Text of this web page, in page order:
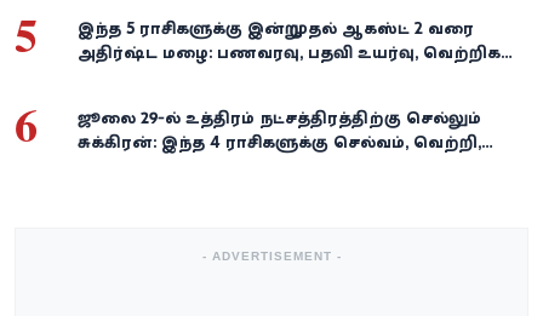
5
இந்த 5 ராசிகளுக்கு இன்று முதல் ஆகஸ்ட் 2 வரை
அதிர்ஷ்ட மழை: பணவரவு, பதவி உயர்வு, வெற்றிகள்
6
ஜூலை 29-ல் உத்திரம் நட்சத்திரத்திற்கு செல்லும்
சுக்கிரன்: இந்த 4 ராசிகளுக்கு செல்வம், வெற்றி,
- ADVERTISEMENT -